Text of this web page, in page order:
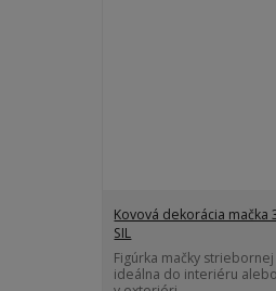
Kovová dekorácia mačka
SIL
Figúrka mačky
ideálna do interiéru